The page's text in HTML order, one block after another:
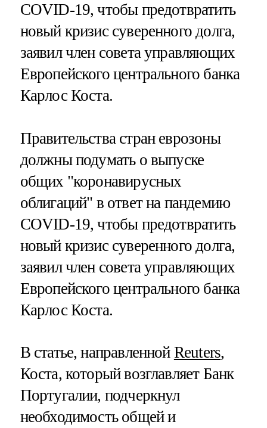
COVID-19, чтобы предотвратить
новый кризис суверенного долга,
заявил член совета управляющих
Европейского центрального банка
Карлос Коста.
Правительства стран еврозоны
должны подумать о выпуске
общих "коронавирусных
облигаций" в ответ на пандемию
COVID-19, чтобы предотвратить
новый кризис суверенного долга,
заявил член совета управляющих
Европейского центрального банка
Карлос Коста.
В статье, направленной Reuters,
Коста, который возглавляет Банк
Португалии, подчеркнул
необходимость общей и